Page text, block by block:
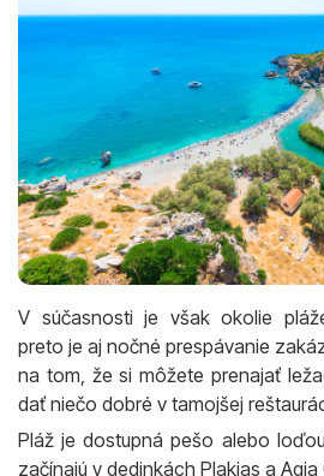
V súčasnosti je však okolie
preto je aj nočné prespávanie
na tom, že si môžete prenajať
dať niečo dobré v tamojšej
Pláž je dostupná pešo alebo
začínajú v dedinkách Plakias a Agia